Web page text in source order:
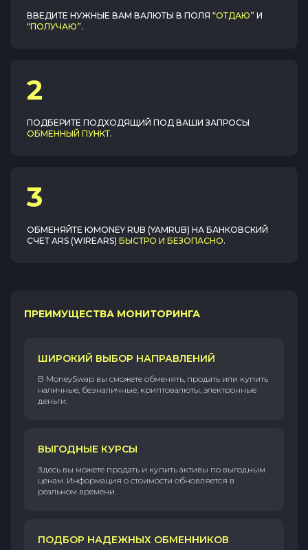
ВВЕДИТЕ НУЖНЫЕ ВАМ ВАЛЮТЫ В ПОЛЯ “ОТДАЮ” И
“ПОЛУЧАЮ”.
2
ПОДБЕРИТЕ ПОДХОДЯЩИЙ ПОД ВАШИ ЗАПРОСЫ
ОБМЕННЫЙ ПУНКТ.
3
ОБМЕНЯЙТЕ ЮMONEY RUB (YAMRUB) НА БАНКОВСКИЙ
СЧЕТ ARS (WIREARS) БЫСТРО И БЕЗОПАСНО.
ПРЕИМУЩЕСТВА МОНИТОРИНГА
ШИРОКИЙ ВЫБОР НАПРАВЛЕНИЙ
В MoneySwap вы сможете обменять, продать или купить
наличные, безналичные, криптовалюты, электронные
деньги.
ВЫГОДНЫЕ КУРСЫ
Здесь вы можете продать и купить активы по выгодным
ценам. Информация о стоимости обновляется в
реальном времени.
ПОДБОР НАДЕЖНЫХ ОБМЕННИКОВ